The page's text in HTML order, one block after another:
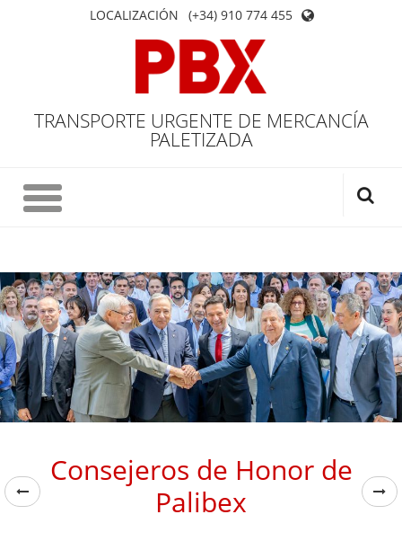
LOCALIZACIÓN (+34) 910 774 455
TRANSPORTE URGENTE DE MERCANCÍA
PALETIZADA
Consejeros de Honor de
Palibex